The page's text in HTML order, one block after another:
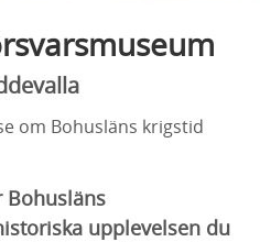
om Bohusläns krigstid
Bohusläns
upplevelsen du